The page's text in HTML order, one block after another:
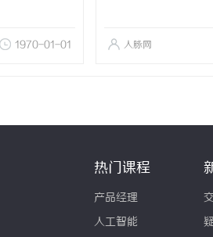
1970-01-01 人脉网
热门课程
产品经理
人工智能